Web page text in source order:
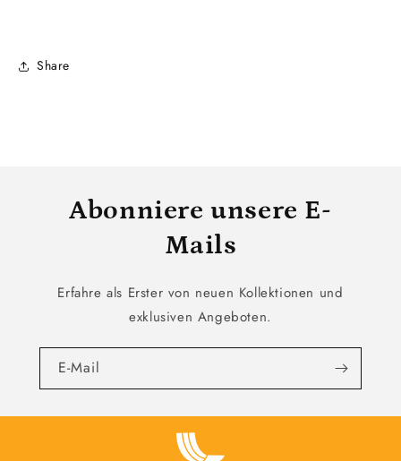
Share
Abonniere unsere E-
Mails
Erfahre als Erster von neuen Kollektionen und
exklusiven Angeboten.
E-Mail